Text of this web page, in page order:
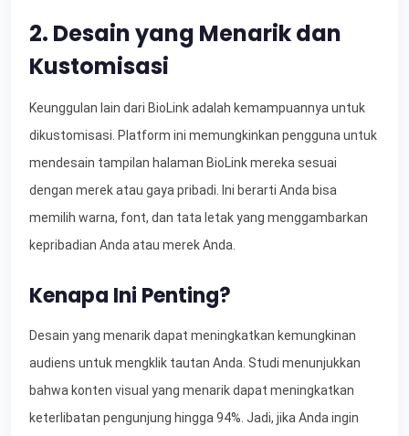
2. Desain yang Menarik dan
Kustomisasi
Keunggulan lain dari BioLink adalah kemampuannya untuk
dikustomisasi. Platform ini memungkinkan pengguna untuk
mendesain tampilan halaman BioLink mereka sesuai
dengan merek atau gaya pribadi. Ini berarti Anda bisa
memilih warna, font, dan tata letak yang menggambarkan
kepribadian Anda atau merek Anda.
Kenapa Ini Penting?
Desain yang menarik dapat meningkatkan kemungkinan
audiens untuk mengklik tautan Anda. Studi menunjukkan
bahwa konten visual yang menarik dapat meningkatkan
keterlibatan pengunjung hingga 94%. Jadi, jika Anda ingin